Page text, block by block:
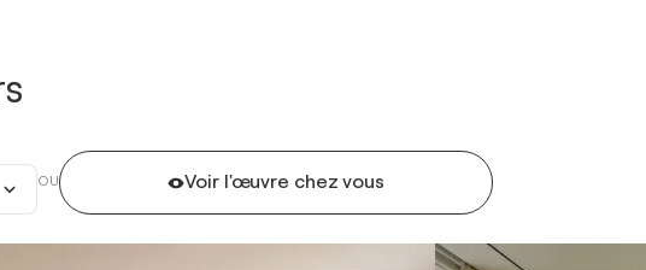
OU Voir l'œuvre chez vous